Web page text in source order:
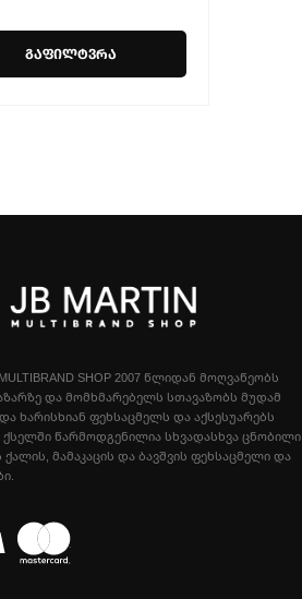
SPRING
KEYCHAIN
CASE
BAG
გაფილტვრა
SHOP 2007 ᲬᲚᲘᲓᲐᲜ ᲛᲝᲦᲕᲐᲬᲔᲝᲑᲡ
ᲓᲐ ᲛᲝᲛᲮᲛᲐᲠᲔᲑᲔᲚᲡ ᲡᲗᲐᲕᲐᲖᲝᲑᲡ ᲛᲣᲓᲐᲛ
ᲮᲐᲠᲘᲡᲮᲘᲐᲜ ᲤᲔᲮᲡᲐᲪᲛᲔᲚᲡ ᲓᲐ ᲐᲥᲡᲔᲡᲣᲐᲠᲔᲑᲡ
ᲥᲡᲔᲚᲨᲘ ᲬᲐᲠᲛᲝᲓᲒᲔᲜᲘᲚᲘᲐ ᲡᲮᲕᲐᲓᲐᲡᲮᲕᲐ ᲪᲜᲝᲑᲘᲚᲘ
ᲛᲐᲛᲐᲙᲐᲪᲘᲡ ᲓᲐ ᲑᲐᲕᲨᲕᲘᲡ ᲤᲔᲮᲡᲐᲪᲛᲔᲚᲘ ᲓᲐ